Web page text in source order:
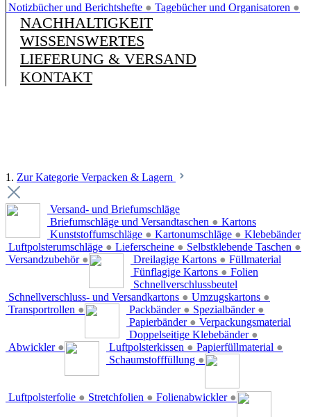
Notizbücher und Berichtshefte ● Tagebücher und Organisatoren ●
NACHHALTIGKEIT
WISSENSWERTES
LIEFERUNG & VERSAND
KONTAKT
1. Zur Kategorie Verpacken & Lagern
Versand- und Briefumschläge
Briefumschläge und Versandtaschen ●
Kunststoffumschläge ● Kartonumschläge ●
Luftpolsterumschläge ● Lieferscheine ● Selbstklebende Taschen ●
Versandzubehör ●
Kartons
Dreilagige Kartons ●
Fünflagige Kartons ●
Schnellverschluss- und Versandkartons ● Umzugskartons ●
Transportrollen ●
Klebebänder
Packbänder ● Spezialbänder ●
Papierbänder ●
Doppelseitige Klebebänder ●
Abwickler ●
Füllmaterial
Luftpolsterkissen ● Papierfüllmaterial ●
Schaumstofffüllung ●
Folien
Luftpolsterfolie ● Stretchfolien ● Folienabwickler ●
Schnellverschlussbeutel
Verpackungsmaterial